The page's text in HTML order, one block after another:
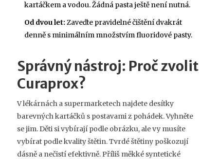
kartáčkem a vodou. Žádná pasta ještě není nutná.
Od dvou let: Zaveďte pravidelné čištění dvakrát
denně s minimálním množstvím fluoridové pasty.
Správný nástroj: Proč zvolit
Curaprox?
V lékárnách a supermarketech najdete desítky
barevných kartáčků s postavami z pohádek. Vyhněte
se jim. Děti si vybírají podle obrázku, ale vy musíte
vybírat podle kvality štětin. Tvrdé štětiny poškozují
dásně a nečistí efektivně. Příliš měkké syntetické